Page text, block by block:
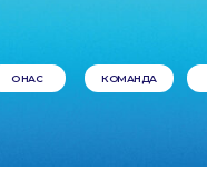
О НАС КОМАНДА